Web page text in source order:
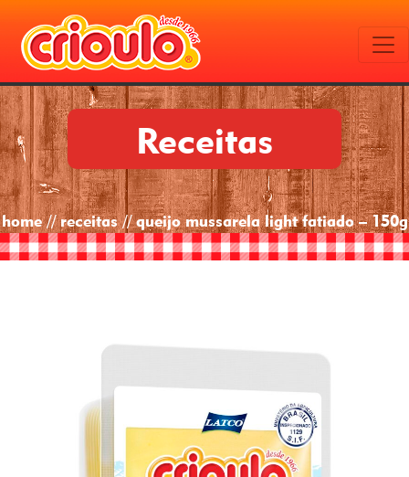
Receitas
home // receitas // queijo mussarela light fatiado – 150g